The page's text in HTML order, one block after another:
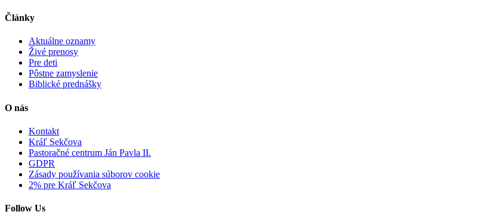
Články
Aktuálne oznamy
Živé prenosy
Pre deti
Pôstne zamyslenie
Biblické prednášky
O nás
Kontakt
Kráľ Sekčova
Pastoračné centrum Ján Pavla II.
GDPR
Zásady používania súborov cookie
2% pre Kráľ Sekčova
Follow Us